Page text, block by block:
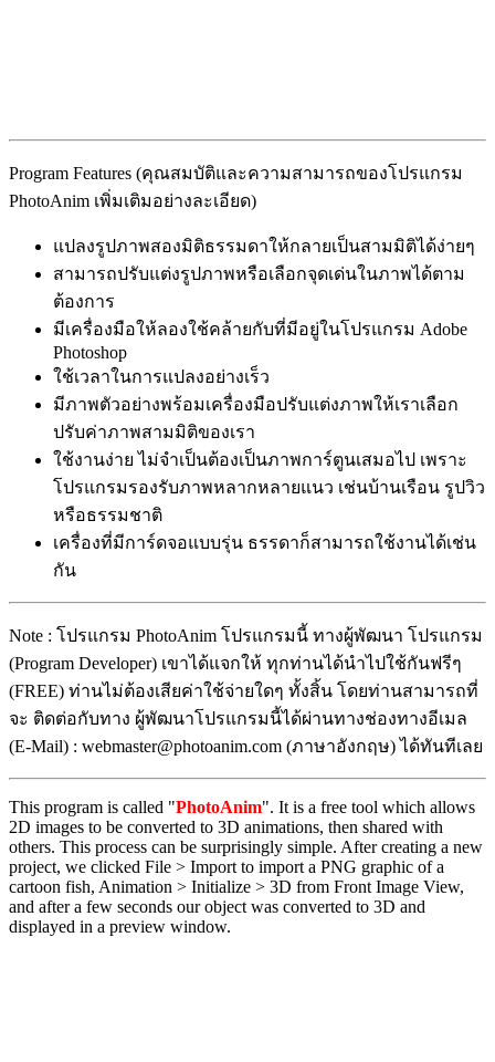
Program Features (คุณสมบัติและความสามารถของโปรแกรม
PhotoAnim เพิ่มเติมอย่างละเอียด)
แปลงรูปภาพสองมิติธรรมดาให้กลายเป็นสามมิติได้ง่ายๆ
สามารถปรับแต่งรูปภาพหรือเลือกจุดเด่นในภาพได้ตาม
ต้องการ
มีเครื่องมือให้ลองใช้คล้ายกับที่มีอยู่ในโปรแกรม Adobe
Photoshop
ใช้เวลาในการแปลงอย่างเร็ว
มีภาพตัวอย่างพร้อมเครื่องมือปรับแต่งภาพให้เราเลือก
ปรับค่าภาพสามมิติของเรา
ใช้งานง่าย ไม่จำเป็นต้องเป็นภาพการ์ตูนเสมอไป เพราะ
โปรแกรมรองรับภาพหลากหลายแนว เช่นบ้านเรือน รูปวิว
หรือธรรมชาติ
เครื่องที่มีการ์ดจอแบบรุ่น ธรรดาก็สามารถใช้งานได้เช่น
กัน
Note : โปรแกรม PhotoAnim โปรแกรมนี้ ทางผู้พัฒนา โปรแกรม
(Program Developer) เขาได้แจกให้ ทุกท่านได้นำไปใช้กันฟรีๆ
(FREE) ท่านไม่ต้องเสียค่าใช้จ่ายใดๆ ทั้งสิ้น โดยท่านสามารถที่
จะ ติดต่อกับทาง ผู้พัฒนาโปรแกรมนี้ได้ผ่านทางช่องทางอีเมล
(E-Mail) : webmaster@photoanim.com (ภาษาอังกฤษ) ได้ทันทีเลย
This program is called "PhotoAnim". It is a free tool which allows
2D images to be converted to 3D animations, then shared with
others. This process can be surprisingly simple. After creating a new
project, we clicked File > Import to import a PNG graphic of a
cartoon fish, Animation > Initialize > 3D from Front Image View,
and after a few seconds our object was converted to 3D and
displayed in a preview window.